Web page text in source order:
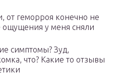
от геморроя конечно не
ощущения у меня сняли
симптомы? Зуд,
что? Какие то отзывы